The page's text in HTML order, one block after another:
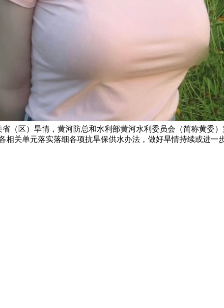
（区）旱情，黄河防总和水利部黄河水利委员会（简称黄委
关单元落实落细各项抗旱保供水办法，做好旱情持续或进一